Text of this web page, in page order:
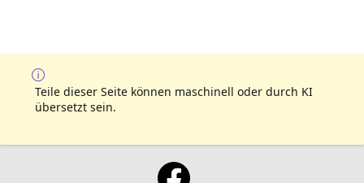
Teile dieser Seite können maschinell oder durch KI
übersetzt sein.